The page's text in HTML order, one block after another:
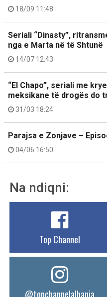
18/09 11:48
Seriali “Dinasty”,
nga e Marta në të Shtunë
14/07 12:43
“El Chapo”, seriali me
meksikane të drogës do
31/03 18:24
Parajsa e Zonjave –
04/06 16:50
Na ndiqni:
Top Channel
@topchannelalbania